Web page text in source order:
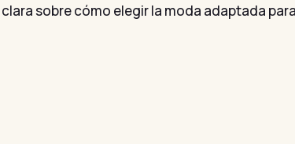
sobre cómo elegir la moda adaptada